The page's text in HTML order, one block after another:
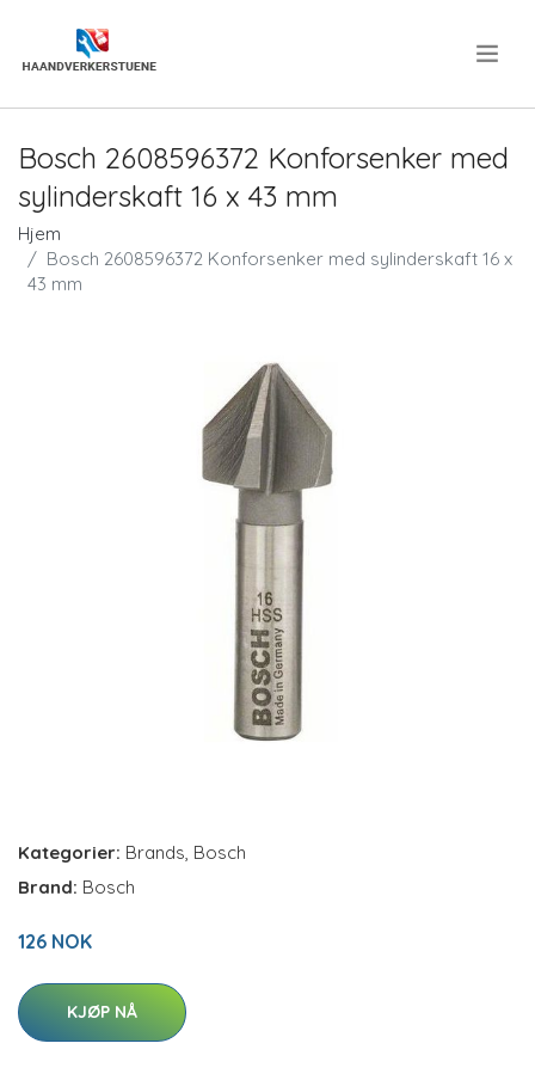
Bosch 2608596372 Konforsenker med
sylinderskaft 16 x 43 mm
Hjem
Bosch 2608596372 Konforsenker med sylinderskaft 16 x
43 mm
Kategorier: Brands, Bosch
Brand: Bosch
126 NOK
KJØP NÅ